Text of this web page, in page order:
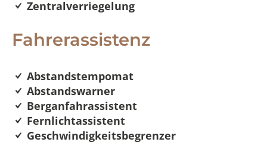
Zentralverriegelung
Fahrerassistenz
Abstandstempomat
Abstandswarner
Berganfahrassistent
Fernlichtassistent
Geschwindigkeitsbegrenzer